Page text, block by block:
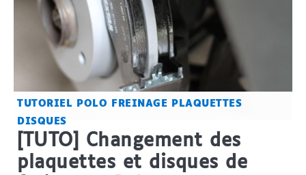
TUTORIEL POLO FREINAGE
PLAQUETTES
DISQUES
[TUTO] Changement des
plaquettes et disques de